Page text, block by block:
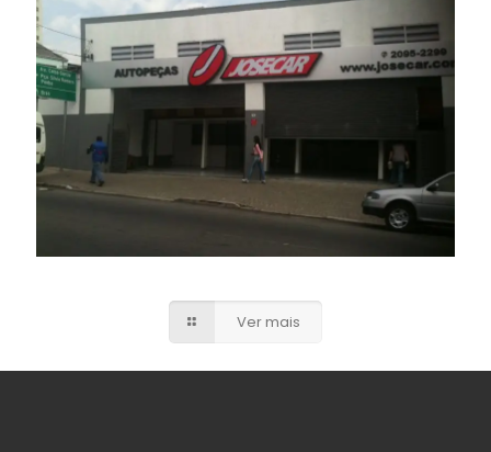
Ver mais